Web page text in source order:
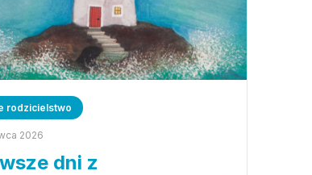
rodzicielstwo
2026
dni z